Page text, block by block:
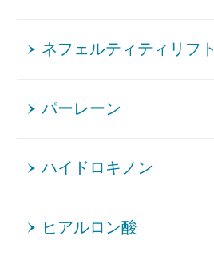
ネフェルティティリフト
パーレーン
ハイドロキノン
ヒアルロン酸